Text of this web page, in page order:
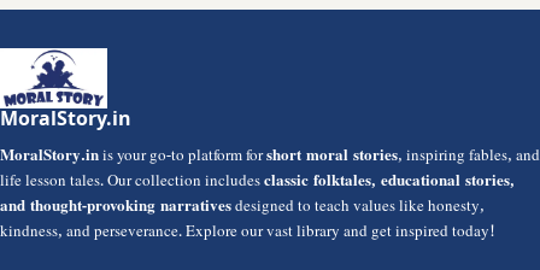
MoralStory.in
MoralStory.inis your go-to platform forshort moral stories, inspiring fables, and
life lesson tales. Our collection includesclassic folktales, educational stories,
and thought-provoking narrativesdesigned to teach values like honesty,
kindness, and perseverance. Explore our vast library and get inspired today!